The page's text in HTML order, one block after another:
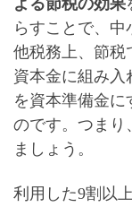
よる節税の効果
らすことで、
他税務上、節税
資本金に組み入
を資本準備金に
のです。つまり
ましょう。
利用した9割以